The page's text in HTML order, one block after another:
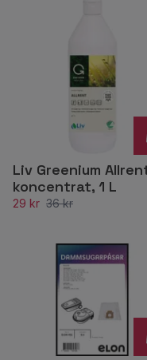
Liv Greenium
koncentrat, 1 L
29 kr 36 kr